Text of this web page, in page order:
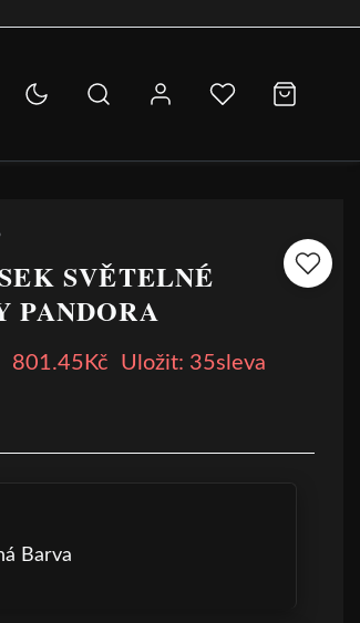
SVĚTELNÉ
PANDORA
801.45Kč Uložit: 35sleva
Barva